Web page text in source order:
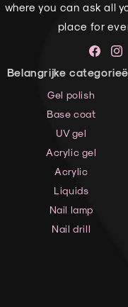
where you can ask all
place for
Belangrijke
Gel polish
Base coat
UV gel
Acrylic gel
Acrylic
Liquids
Nail lamp
Nail drill